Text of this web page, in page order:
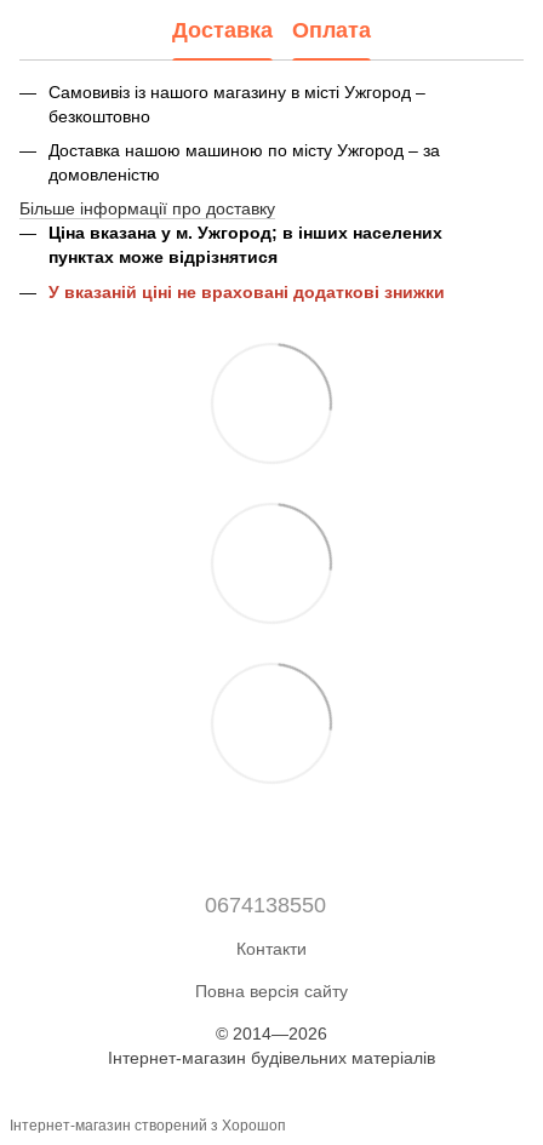
Доставка Оплата
Самовивіз із нашого магазину в місті Ужгород –
безкоштовно
Доставка нашою машиною по місту Ужгород – за
домовленістю
Більше інформації про доставку
Ціна вказана у м. Ужгород; в інших населених
пунктах може відрізнятися
У вказаній ціні не враховані додаткові знижки
0674138550
Контакти
Повна версія сайту
© 2014—2026
Інтернет-магазин будівельних матеріалів
Інтернет-магазин створений з Хорошоп